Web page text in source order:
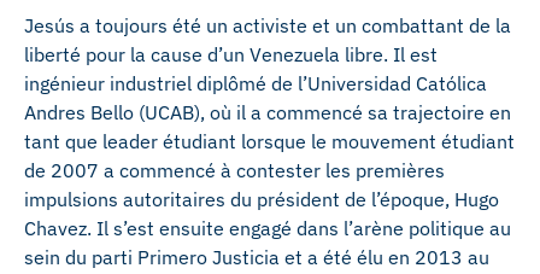
Jesús a toujours été un activiste et un combattant de la
liberté pour la cause d’un Venezuela libre. Il est
ingénieur industriel diplômé de l’Universidad Católica
Andres Bello (UCAB), où il a commencé sa trajectoire en
tant que leader étudiant lorsque le mouvement étudiant
de 2007 a commencé à contester les premières
impulsions autoritaires du président de l’époque, Hugo
Chavez. Il s’est ensuite engagé dans l’arène politique au
sein du parti Primero Justicia et a été élu en 2013 au